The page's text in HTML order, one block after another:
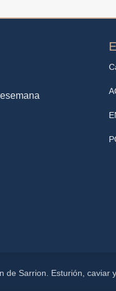
Sarrion. Esturión, caviar